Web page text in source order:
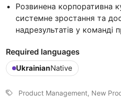
Розвинена корпоративна
системне зростання та
надрезультатів у команді
Required languages
UkrainianNative
Product Management, New